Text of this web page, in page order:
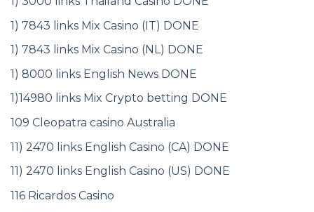
1) 7843 links Mix Casino (IT) DONE
1) 7843 links Mix Casino (NL) DONE
1) 8000 links English News DONE
1)14980 links Mix Crypto betting DONE
109 Cleopatra casino Australia
11) 2470 links English Casino (CA) DONE
11) 2470 links English Casino (US) DONE
116 Ricardos Casino